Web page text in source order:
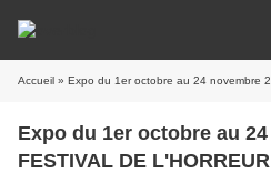
Accueil » Expo du 1er octobre au 24 novembre 2012 !
Expo du 1er octobre au
FESTIVAL DE